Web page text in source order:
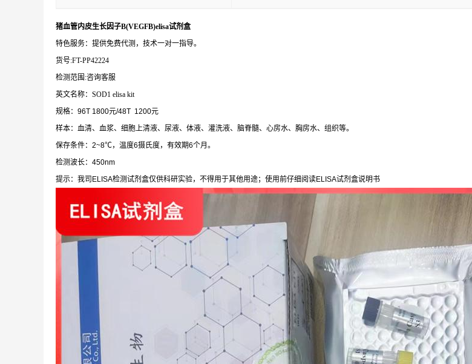
猪血管内皮生长因子B(VEGFB)elisa试剂盒
特色服务：提供免费代测，技术一对一指导。
货号:FT-PP42224
检测范围:咨询客服
英文名称：SOD1 elisa kit
规格：96T 1800元/48T 1200元
样本：血清、血浆、细胞上清液、尿液、体液、灌洗液、脑脊髓、心房水、胸房水、组织等。
保存条件：2~8℃，温度6摄氏度，有效期6个月。
检测波长：450nm
提示：我司ELISA检测试剂盒仅供科研实验，不得用于其他用途；使用前仔细阅读ELISA试剂盒说明书